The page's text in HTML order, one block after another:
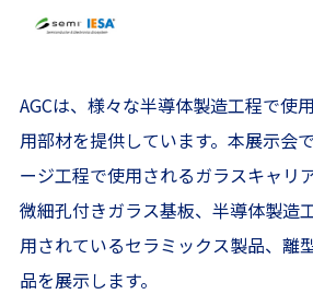
AGCは、様々な半導体製造工程で使
用部材を提供しています。本展示会
ージ工程で使用されるガラスキャリ
微細孔付きガラス基板、半導体製造
用されているセラミックス製品、離
品を展示します。